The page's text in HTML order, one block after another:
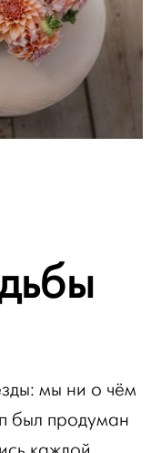
мы ни о чём
был продуман